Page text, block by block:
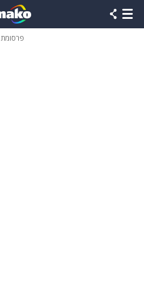
פרסומת